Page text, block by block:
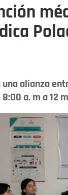
alianza
a. m a 12